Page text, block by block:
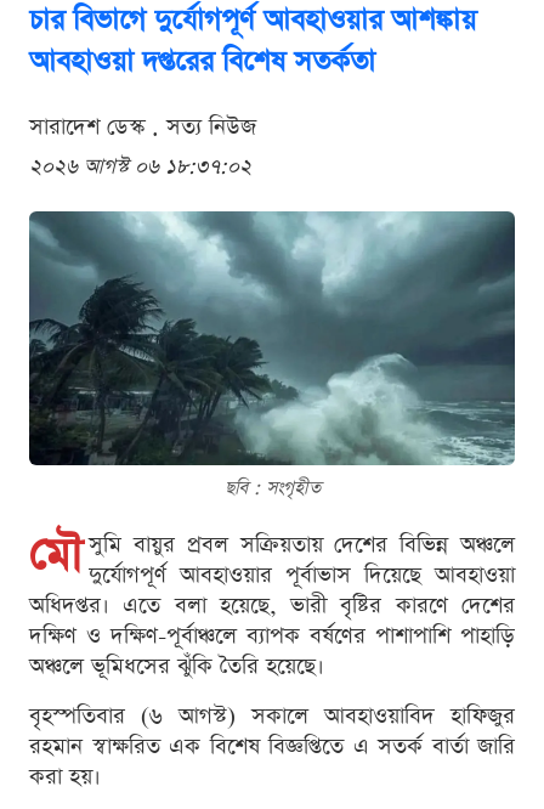
চার বিভাগে দুর্যোগপূর্ণ আবহাওয়ার আশঙ্কায়
আবহাওয়া দপ্তরের বিশেষ সতর্কতা
সারাদেশ ডেস্ক . সত্য নিউজ
২০২৬ আগস্ট ০৬ ১৮:৩৭:০২
ছবি : সংগৃহীত
মৌ সুমি বায়ুর প্রবল সক্রিয়তায় দেশের বিভিন্ন অঞ্চলে
দুর্যোগপূর্ণ আবহাওয়ার পূর্বাভাস দিয়েছে আবহাওয়া
অধিদপ্তর। এতে বলা হয়েছে, ভারী বৃষ্টির কারণে দেশের
দক্ষিণ ও দক্ষিণ-পূর্বাঞ্চলে ব্যাপক বর্ষণের পাশাপাশি পাহাড়ি
অঞ্চলে ভূমিধসের ঝুঁকি তৈরি হয়েছে।
বৃহস্পতিবার (৬ আগস্ট) সকালে আবহাওয়াবিদ হাফিজুর
রহমান স্বাক্ষরিত এক বিশেষ বিজ্ঞপ্তিতে এ সতর্ক বার্তা জারি
করা হয়।